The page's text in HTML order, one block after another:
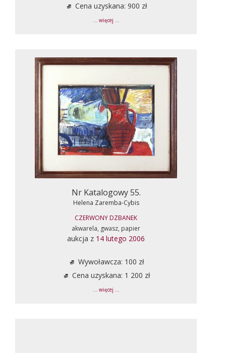
Cena uzyskana: 900 zł
... więcej ...
Nr Katalogowy 55.
Helena Zaremba-Cybis
CZERWONY DZBANEK
akwarela, gwasz, papier
aukcja z 14 lutego 2006
Wywoławcza: 100 zł
Cena uzyskana: 1 200 zł
... więcej ...